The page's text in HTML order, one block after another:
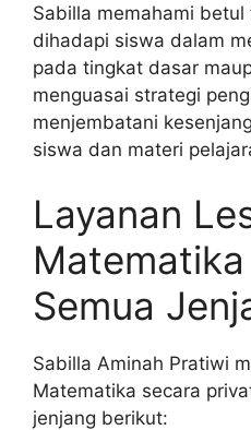
Sabilla memahami
dihadapi siswa dalam
pada tingkat dasar
menguasai strategi
menjembatani
siswa dan materi
Layanan
Semua
Sabilla Aminah Pratiwi
Matematika secara
jenjang berikut: